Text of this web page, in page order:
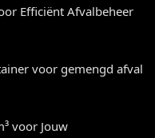
Efficiënt Afvalbeheer
voor gemengd afval
voor Jouw